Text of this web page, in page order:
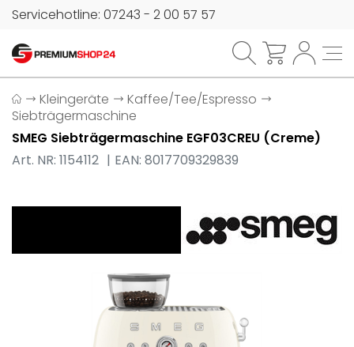
Servicehotline: 07243 - 2 00 57 57
Kleingeräte
Kaffee/Tee/Espresso
Siebträgermaschine
SMEG Siebträgermaschine EGF03CREU (Creme)
Art. NR: 1154112
EAN: 8017709329839